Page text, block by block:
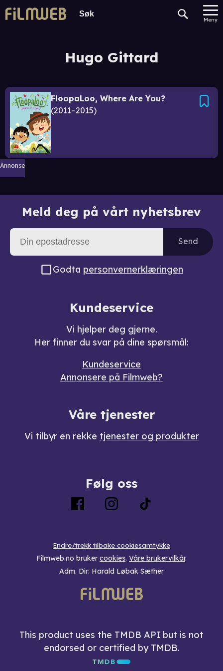
Meny
Hugo Gittard
FloopaLoo, Where Are You?
2011–2015
Annonse
Meld deg på vårt nyhetsbrev
Send
Godta personvernerklæringen
Kundeservice
Vi hjelper deg gjerne.
Her finner du svar på dine spørsmål:
Kundeservice
Annonsere på Filmweb?
Våre tjenester
Vi tilbyr en rekke tjenester og produkter
Følg oss
Endre/trekk tilbake cookiesamtykke
Filmweb.no bruker cookies. Våre brukervilkår.
Adm. Dir: Harald Løbak Sæther
This product uses the TMDB API but is not
endorsed or certified by TMDB.